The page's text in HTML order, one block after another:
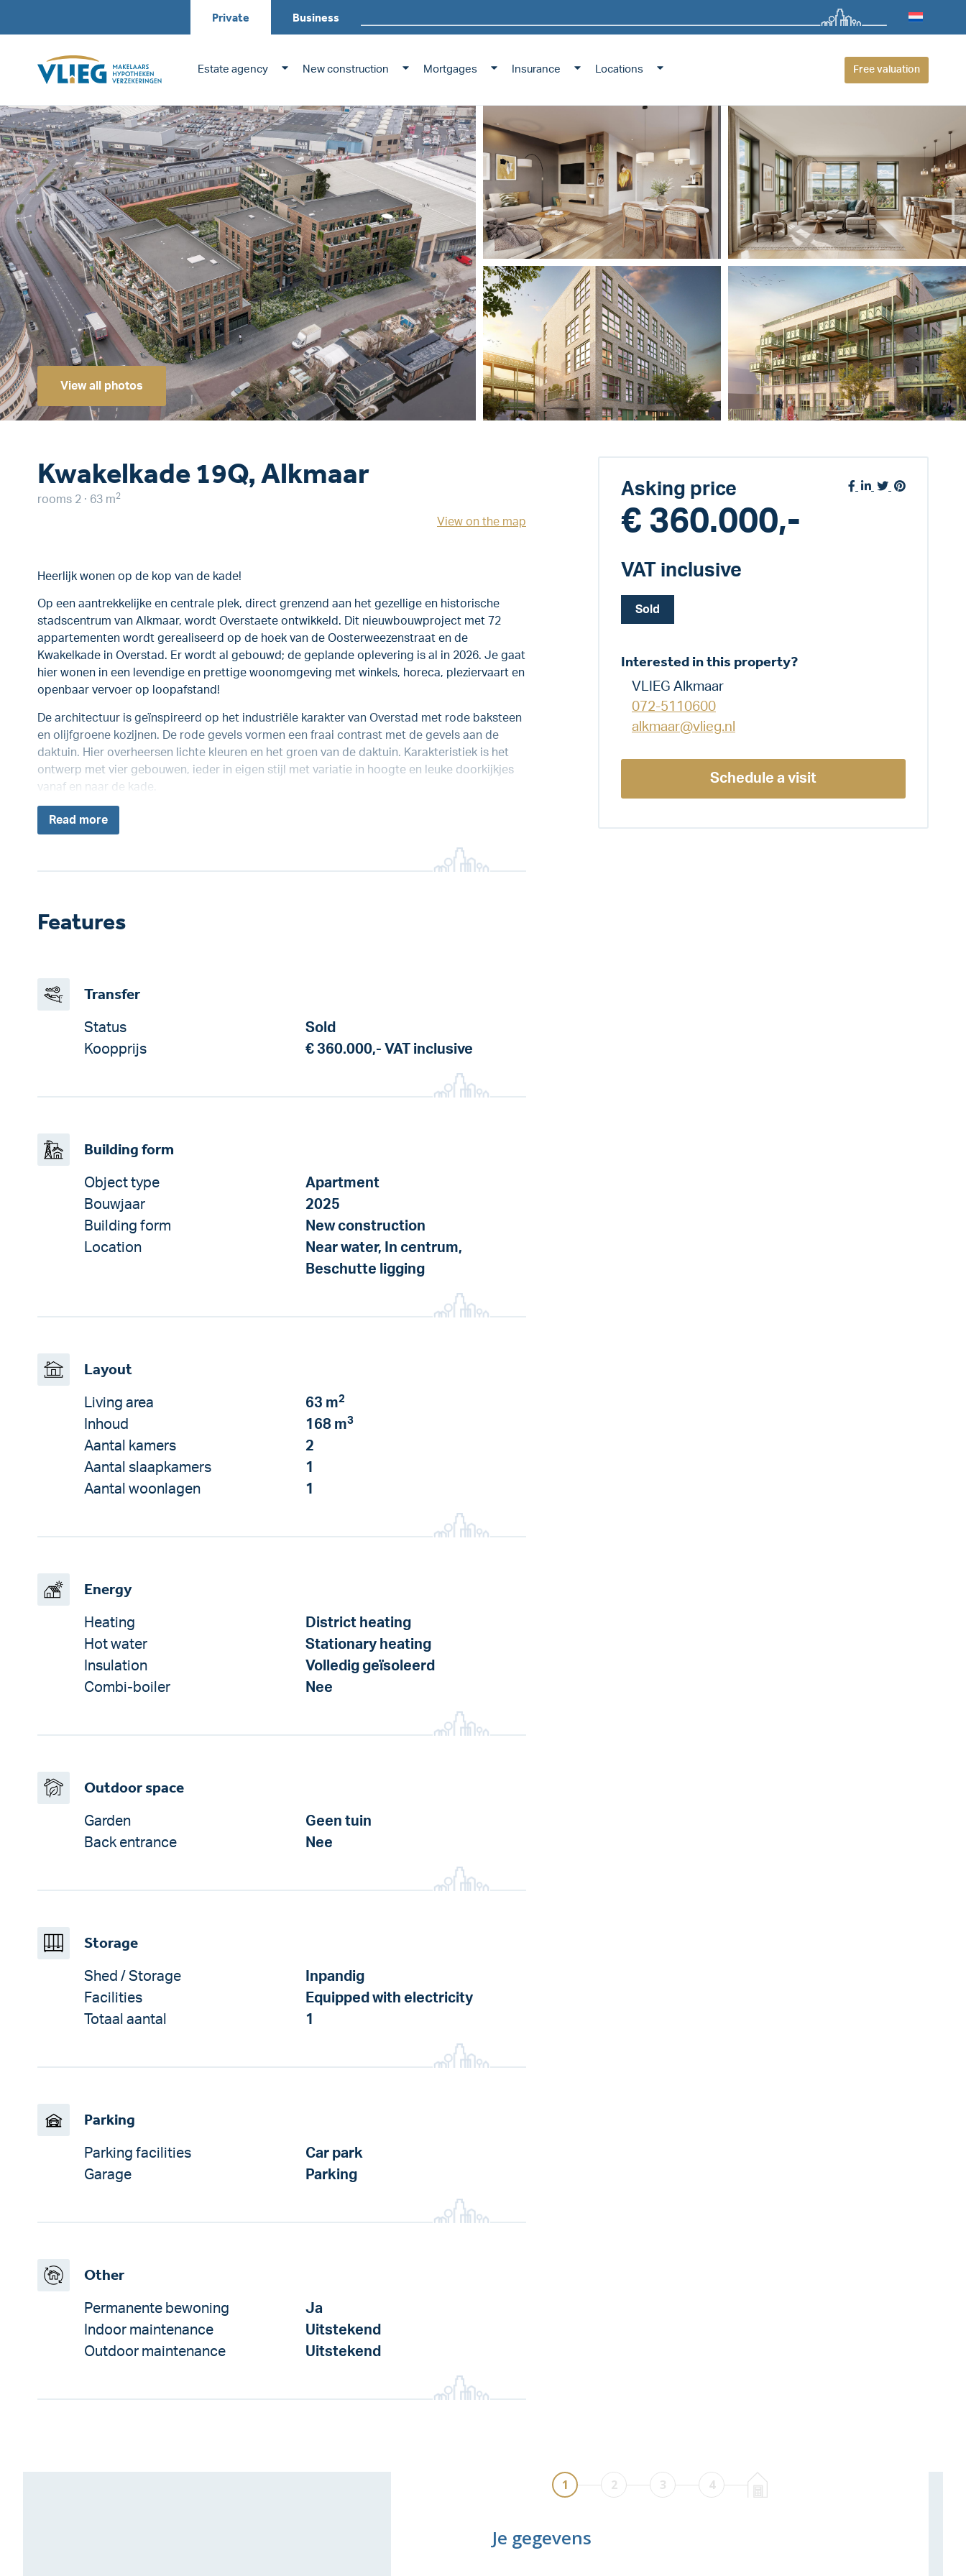
Private Business
Estate agency New construction Mortgages Insurance Locations Free valuation
View all photos
Kwakelkade 19Q, Alkmaar
rooms 2 · 63 m2
View on the map
Heerlijk wonen op de kop van de kade!
Op een aantrekkelijke en centrale plek, direct grenzend aan het gezellige en historische
stadscentrum van Alkmaar, wordt Overstaete ontwikkeld. Dit nieuwbouwproject met 72
appartementen wordt gerealiseerd op de hoek van de Oosterweezenstraat en de
Kwakelkade in Overstad. Er wordt al gebouwd; de geplande oplevering is al in 2026. Je gaat
hier wonen in een levendige en prettige woonomgeving met winkels, horeca, pleziervaart en
openbaar vervoer op loopafstand!
De architectuur is geïnspireerd op het industriële karakter van Overstad met rode baksteen
en olijfgroene kozijnen. De rode gevels vormen een fraai contrast met de gevels aan de
daktuin. Hier overheersen lichte kleuren en het groen van de daktuin. Karakteristiek is het
ontwerp met vier gebouwen, ieder in eigen stijl met variatie in hoogte en leuke doorkijkjes
vanaf en naar de kade.
Read more
Features
Transfer
Status
Sold
Koopprijs
€ 360.000,- VAT inclusive
Building form
Object type
Apartment
Bouwjaar
2025
Building form
New construction
Location
Near water, In centrum,
Beschutte ligging
Layout
Living area 63 m2
Inhoud 168 m3
Aantal kamers
2
Aantal slaapkamers
1
Aantal woonlagen
1
Energy
Heating
District heating
Hot water
Stationary heating
Insulation
Volledig geïsoleerd
Combi-boiler
Nee
Outdoor space
Garden
Geen tuin
Back entrance
Nee
Storage
Shed / Storage
Inpandig
Facilities
Equipped with electricity
Totaal aantal
1
Parking
Parking facilities
Car park
Garage
Parking
Other
Permanente bewoning
Ja
Indoor maintenance
Uitstekend
Outdoor maintenance
Uitstekend
Asking price
€ 360.000,-
VAT inclusive
Sold
Interested in this property?
VLIEG Alkmaar
072-5110600
alkmaar@vlieg.nl
Schedule a visit